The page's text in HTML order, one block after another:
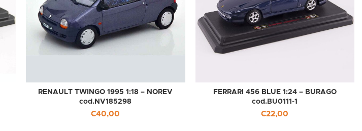
RENAULT TWINGO 1995 1:18 – NOREV
cod.NV185298
€40,00
FERRARI 456 BLUE 1:24 – BURAGO
cod.BU0111-1
€22,00